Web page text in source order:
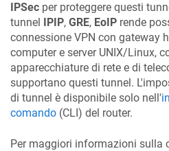
IPSec per proteggere questi
tunnel
IPIP, GRE, EoIP rende
connessione VPN con gateway
computer e server UNIX/Linux,
apparecchiature di rete e di
supportano questi tunnel.
di tunnel è disponibile solo nell'
comando (CLI) del router.
Per maggiori informazioni sulla